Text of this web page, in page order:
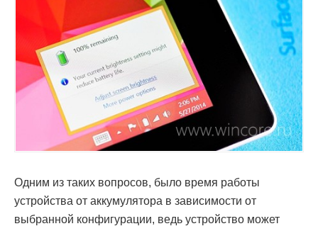
Одним из таких вопросов, было время работы
устройства от аккумулятора в зависимости от
выбранной конфигурации, ведь устройство может